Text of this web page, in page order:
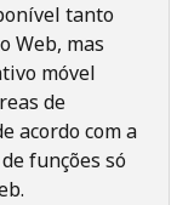
tanto
Web, mas
móvel
de
acordo com a
funções só